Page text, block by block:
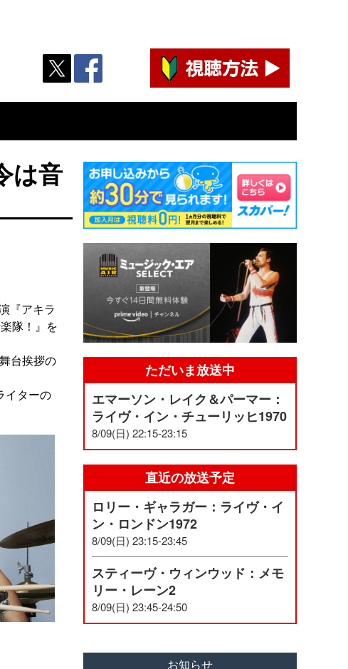
は音
『アキラ
隊！』を
台挨拶の
イターの
ただいま放送中
エマーソン・レイク＆パーマー：
ライヴ・イン・チューリッヒ1970
8/09(日) 22:15-23:15
直近の放送予定
ロリー・ギャラガー：ライヴ・イ
ン・ロンドン1972
8/09(日) 23:15-23:45
スティーヴ・ウィンウッド：メモ
リー・レーン2
8/09(日) 23:45-24:50
お知らせ